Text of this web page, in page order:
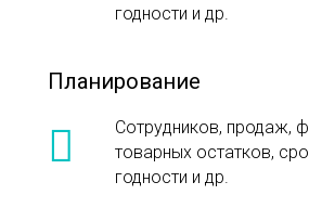
годности и др.
Планирование
Сотрудников, продаж,
товарных остатков,
годности и др.